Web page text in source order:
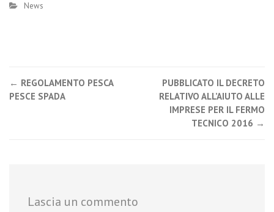
News
Post navigation
← REGOLAMENTO PESCA
PESCE SPADA
PUBBLICATO IL DECRETO
RELATIVO ALL’AIUTO ALLE
IMPRESE PER IL FERMO
TECNICO 2016 →
Lascia un commento